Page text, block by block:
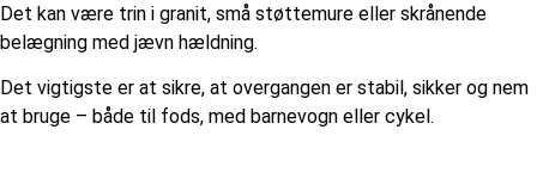
Det kan være trin i granit, små støttemure eller skrånende
belægning med jævn hældning.
Det vigtigste er at sikre, at overgangen er stabil, sikker og nem
at bruge – både til fods, med barnevogn eller cykel.